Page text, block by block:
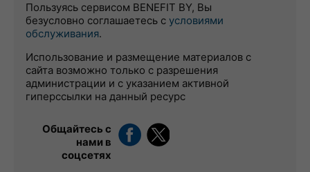
Пользуясь сервисом BENEFIT BY, Вы
безусловно соглашаетесь с условиями
обслуживания.
Использование и размещение материалов с
сайта возможно только с разрешения
администрации и с указанием активной
гиперссылки на данный ресурс
Общайтесь с
нами в
соцсетях